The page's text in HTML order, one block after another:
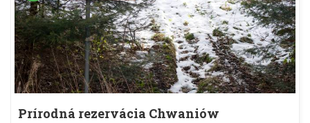
Prírodná rezervácia Chwaniów